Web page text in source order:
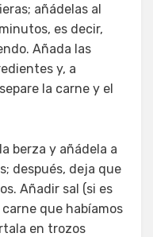
añádelas al
es decir,
Añada las
y, a
la carne y el
berza y añádela a
después, deja que
Añadir sal (si es
que habíamos
en trozos